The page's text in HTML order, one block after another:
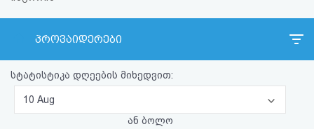
კითხვა-
პასუხი
ავტორიზაცია
პროვაიდერები
სტატისტიკა დღეების მიხედვით:
10 Aug
ან ბოლო